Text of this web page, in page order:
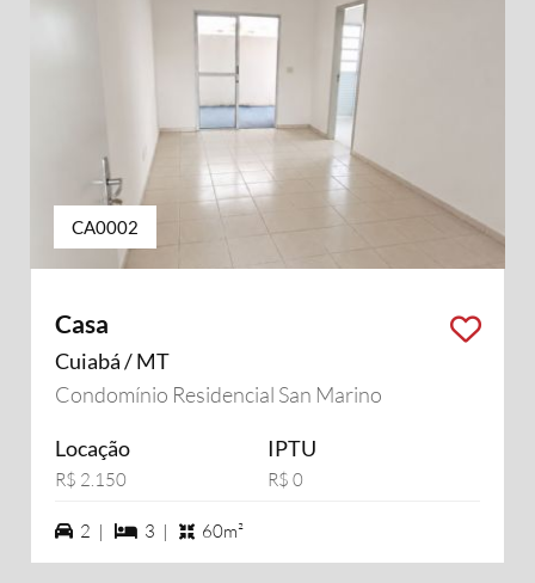
CA0002
Casa
Cuiabá / MT
Condomínio Residencial San Marino
Locação
R$ 2.150
IPTU
R$ 0
2 vagas na garagem
2 | 3 dormiórios
3 | 60m²